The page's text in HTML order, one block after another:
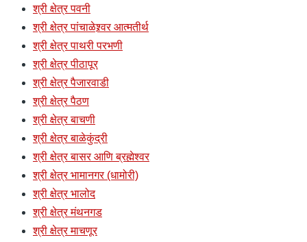
श्री क्षेत्र पवनी
श्री क्षेत्र पांचाळेश्र्वर आत्मतीर्थ
श्री क्षेत्र पाथरी परभणी
श्री क्षेत्र पीठापूर
श्री क्षेत्र पैजारवाडी
श्री क्षेत्र पैठण
श्री क्षेत्र बाचणी
श्री क्षेत्र बाळेकुंद्री
श्री क्षेत्र बासर आणि ब्रह्मेश्वर
श्री क्षेत्र भामानगर (धामोरी)
श्री क्षेत्र भालोद
श्री क्षेत्र मंथनगड
श्री क्षेत्र माचणूर